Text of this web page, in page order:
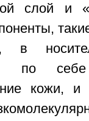
слой и
в
по
кожи,